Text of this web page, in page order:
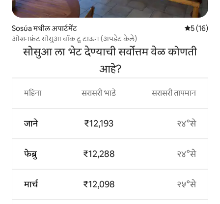
Sosúa मधील अपार्टमेंट 5 पैकी 5
5 (16)
ओशनफ्रंट सोसुआ वॉक टू टाऊन (अपडेट केले)
सोसुआ ला भेट देण्याची सर्वोत्तम वेळ कोणती
आहे?
महिना
जाने
फेब्रु
मार्च
सरासरी भाडे
₹12,193
₹12,288
₹12,098
सरासरी तापमान
२४°से
२४°से
२५°से